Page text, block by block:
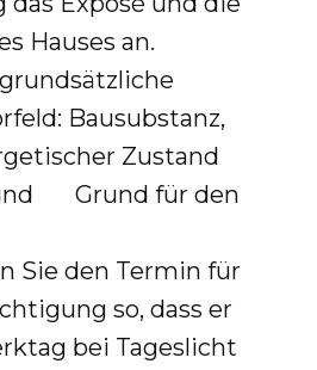
Hauses an.
Bausubstanz,
Zustand
Grund für den
Sie den Termin für
so, dass er
bei Tageslicht